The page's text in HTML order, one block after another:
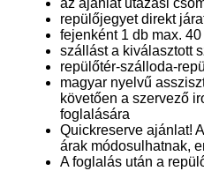
az ajánlat utazási
repülőjegyet direkt
fejenként 1 db max.
szállást a kiválasztott
repülőtér-szálloda-
magyar nyelvű
követően a szervező
foglalására
Quickreserve ajánlat!
árak módosulhatnak,
A foglalás után a